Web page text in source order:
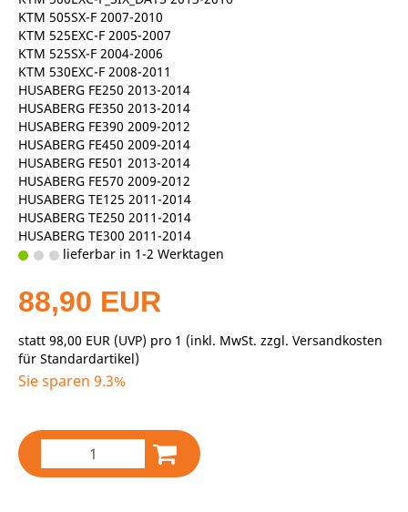
KTM 505SX-F 2007-2010
KTM 525EXC-F 2005-2007
KTM 525SX-F 2004-2006
KTM 530EXC-F 2008-2011
HUSABERG FE250 2013-2014
HUSABERG FE350 2013-2014
HUSABERG FE390 2009-2012
HUSABERG FE450 2009-2014
HUSABERG FE501 2013-2014
HUSABERG FE570 2009-2012
HUSABERG TE125 2011-2014
HUSABERG TE250 2011-2014
HUSABERG TE300 2011-2014
lieferbar in 1-2 Werktagen
88,90 EUR
statt 98,00 EUR (UVP) pro 1 (inkl. MwSt. zzgl. Versandkosten
für Standardartikel)
Sie sparen 9.3%